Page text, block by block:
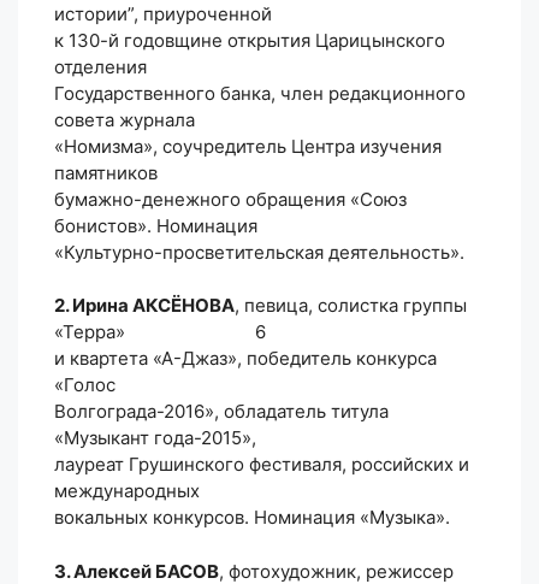
истории”, приуроченной
к 130-й годовщине открытия Царицынского
отделения
Государственного банка, член редакционного
совета журнала
«Номизма», соучредитель Центра изучения
памятников
бумажно-денежного обращения «Союз
бонистов». Номинация
«Культурно-просветительская деятельность».
2. Ирина АКСЁНОВА, певица, солистка группы
«Терра» 6
и квартета «А-Джаз», победитель конкурса
«Голос
Волгограда-2016», обладатель титула
«Музыкант года-2015»,
лауреат Грушинского фестиваля, российских и
международных
вокальных конкурсов. Номинация «Музыка».
3. Алексей БАСОВ, фотохудожник, режиссер